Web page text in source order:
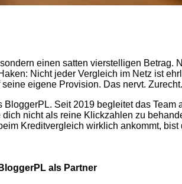
einen satten vierstelligen
Nicht jeder Vergleich im Netz ist
seine eigene Provision. Das nervt. Zurecht.
Seit 2019 begleitet das
nicht als reine Klickzahlen zu
Kreditvergleich wirklich ankommt,
als Partner